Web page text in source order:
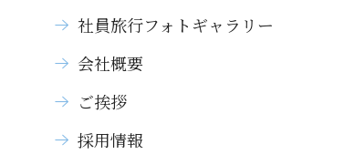
社員旅行フォトギャラリー
会社概要
ご挨拶
採用情報